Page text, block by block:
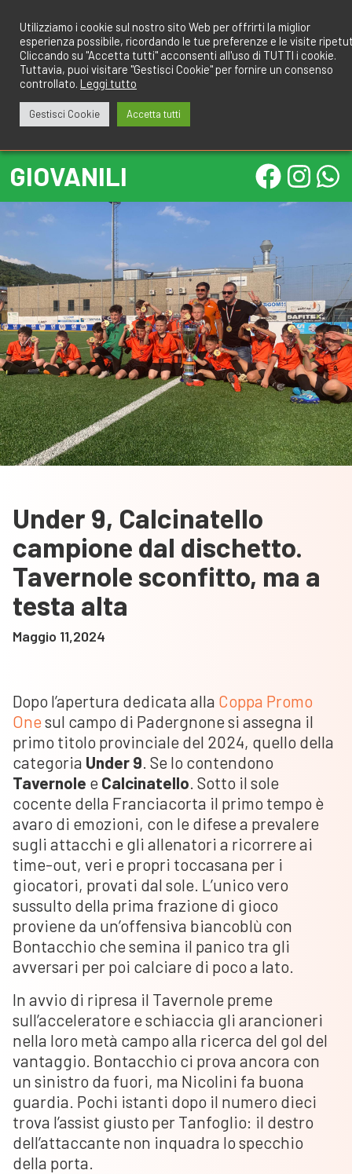
contenuto
GIOVANILI
Under 9, Calcinatello
campione dal dischetto.
Tavernole sconfitto, ma a
testa alta
Maggio 11,2024
Dopo l’apertura dedicata alla Coppa Promo
Onesul campo di Padergnone si assegna il
primo titolo provinciale del 2024, quello della
categoria Under 9. Se lo contendono
Tavernole e Calcinatello. Sotto il sole
cocente della Franciacorta il primo tempo è
avaro di emozioni, con le difese a prevalere
sugli attacchi e gli allenatori a ricorrere ai
time-out, veri e propri toccasana per i
giocatori, provati dal sole. L’unico vero
sussulto della prima frazione di gioco
proviene da un’offensiva biancoblù con
Bontacchio che semina il panico tra gli
avversari per poi calciare di poco a lato.
In avvio di ripresa il Tavernole preme
sull’acceleratore e schiaccia gli arancioneri
nella loro metà campo alla ricerca del gol del
vantaggio. Bontacchio ci prova ancora con
un sinistro da fuori, ma Nicolini fa buona
guardia. Pochi istanti dopo il numero dieci
trova l’assist giusto per Tanfoglio: il destro
dell’attaccante non inquadra lo specchio
della porta.
Utilizziamo i cookie sul nostro sito Web per offrirti la miglior
esperienza possibile, ricordando le tue preferenze e le visite
Cliccando su "Accetta tutti" acconsenti all'uso di TUTTI i cookie.
Tuttavia, puoi visitare "Gestisci Cookie" per fornire un consenso
controllato. Leggi tutto
Gestisci Cookie Accetta tutti